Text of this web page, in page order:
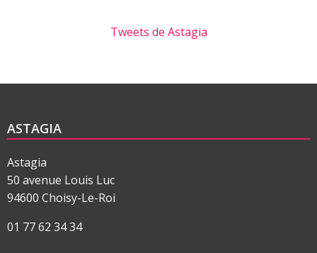
Tweets de Astagia
ASTAGIA
Astagia
50 avenue Louis Luc
94600 Choisy-Le-Roi
01 77 62 34 34